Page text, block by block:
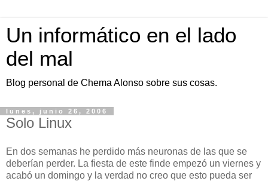
Un informático en el lado
del mal
Blog personal de Chema Alonso sobre sus cosas.
lunes, junio 26, 2006
Solo Linux
En dos semanas he perdido más neuronas de las que se
deberían perder. La fiesta de este finde empezó un viernes y
acabó un domingo y la verdad no creo que esto pueda ser